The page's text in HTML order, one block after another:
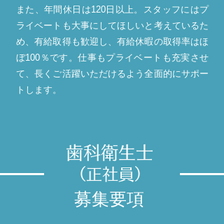
また、年間休日は120日以上。スタッフにはプ
ライベートも大事にしてほしいと考えているた
め、有給取得も歓迎し、有給休暇の取得率はほ
ぼ100％です。仕事もプライベートも充実させ
て、長くご活躍いただけるよう全面的にサポー
トします。
歯科衛生士
（正社員）
募集要項